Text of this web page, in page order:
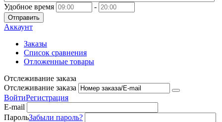
Удобное время -
Отправить
Аккаунт
Заказы
Список сравнения
Отложенные товары
Отслеживание заказа
Отслеживание заказа
ВойтиРегистрация
E-mail
ПарольЗабыли пароль?